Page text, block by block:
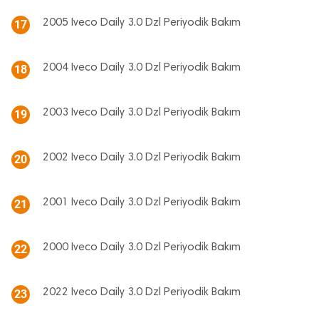
17 2005 Iveco Daily 3.0 Dzl Periyodik Bakım
18 2004 Iveco Daily 3.0 Dzl Periyodik Bakım
19 2003 Iveco Daily 3.0 Dzl Periyodik Bakım
20 2002 Iveco Daily 3.0 Dzl Periyodik Bakım
21 2001 Iveco Daily 3.0 Dzl Periyodik Bakım
22 2000 Iveco Daily 3.0 Dzl Periyodik Bakım
23 2022 Iveco Daily 3.0 Dzl Periyodik Bakım